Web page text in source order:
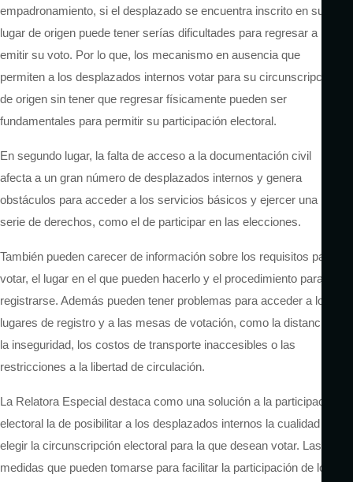
empadronamiento, si el desplazado se encuentra inscrito en su
lugar de origen puede tener serías dificultades para regresar a
emitir su voto. Por lo que, los mecanismo en ausencia que
permiten a los desplazados internos votar para su circunscripción
de origen sin tener que regresar físicamente pueden ser
fundamentales para permitir su participación electoral.
En segundo lugar, la falta de acceso a la documentación civil
afecta a un gran número de desplazados internos y genera
obstáculos para acceder a los servicios básicos y ejercer una
serie de derechos, como el de participar en las elecciones.
También pueden carecer de información sobre los requisitos para
votar, el lugar en el que pueden hacerlo y el procedimiento para
registrarse. Además pueden tener problemas para acceder a los
lugares de registro y a las mesas de votación, como la distancia,
la inseguridad, los costos de transporte inaccesibles o las
restricciones a la libertad de circulación.
La Relatora Especial destaca como una solución a la participación
electoral la de posibilitar a los desplazados internos la cualidad de
elegir la circunscripción electoral para la que desean votar. Las
medidas que pueden tomarse para facilitar la participación de los